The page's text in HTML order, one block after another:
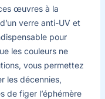
œuvres à la
verre anti-UV et
pour
les couleurs ne
vous permettez
les décennies,
de figer l’éphémère